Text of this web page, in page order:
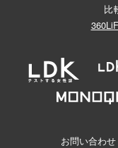
比
お問い合わせ